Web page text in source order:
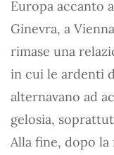
Europa accanto
Ginevra, a
rimase una
in cui le ardenti
alternavano ad
gelosia,
Alla fine, dopo